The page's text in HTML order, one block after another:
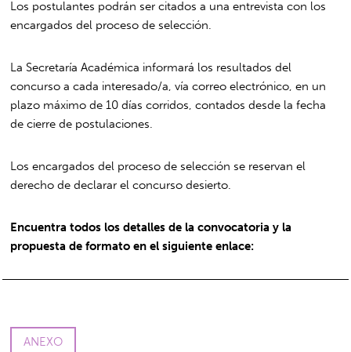
Los postulantes podrán ser citados a una entrevista con los
encargados del proceso de selección.
La Secretaría Académica informará los resultados del
concurso a cada interesado/a, vía correo electrónico, en un
plazo máximo de 10 días corridos, contados desde la fecha
de cierre de postulaciones.
Los encargados del proceso de selección se reservan el
derecho de declarar el concurso desierto.
Encuentra todos los detalles de la convocatoria y la
propuesta de formato en el siguiente enlace:
ANEXO